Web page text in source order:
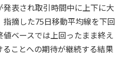
表され取引時間中に上下に大
摘した75日移動平均線を下回
ベースでは上回ったまま終え
ことへの期待が継続する結果